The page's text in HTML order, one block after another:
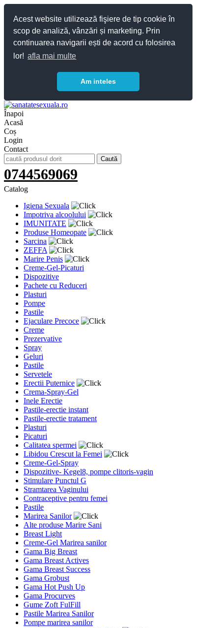
Acest website utilizează fişiere de tip cookie în
scop de analiză, vânzări și marketing. Prin
continuarea navigarii ești de acord cu folosirea
lor! afla mai multe
Am inteles
Înapoi
Acasă
Coș
Login
Contact
0744569069
Catalog
Igiena Sexuala
Impotriva alcoolului
IMUNITATE
Produse Homeopate
Sarcina
ZEFFA
Marire Penis
Creme-Gel-Picaturi
Dispozitive
Pachete cu Reduceri
Plasturi
Pompe
Pastile
Ejaculare Precoce
Creme
Prezervative
Spray
Geluri
Pastile
Servetele
Erectii Puternice
Crema-Spray-Gel
Inele Erectie
Pastile-erectie instant
Pastile-erectie tratament
Plasturi
Picaturi
Calitatea spermei
Libidou Crescut la Femei
Creme-Gel-Spray
Dispozitive- Kegel8, pompe clitoris-vagin
Stimulare Punctul G
Stramtarea Vaginului
Contraceptive pentru femei
Pastile
Marirea Sanilor
Alte produse Marire Sani
Breast Light
Creme-Gel Marirea sanilor
Gama Big Breast
Gama Breast Actives
Gama Breast Success
Gama Grobust
Gama Hot Push Up
Gama Procurves
Gume Zoft FulFill
Pastile Marirea Sanilor
Pompe marirea sanilor